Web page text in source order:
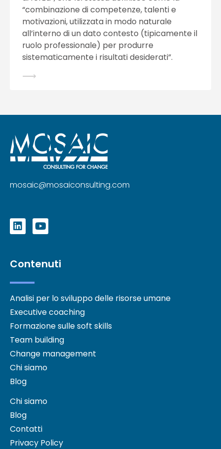
“combinazione di competenze, talenti e
motivazioni, utilizzata in modo naturale
all’interno di un dato contesto (tipicamente il
ruolo professionale) per produrre
sistematicamente i risultati desiderati”.
⟶
mosaic@mosaiconsulting.com
Contenuti
Analisi per lo sviluppo delle risorse umane
Executive coaching
Formazione sulle soft skills
Team building
Change management
Chi siamo
Blog
Chi siamo
Blog
Contatti
Privacy Policy